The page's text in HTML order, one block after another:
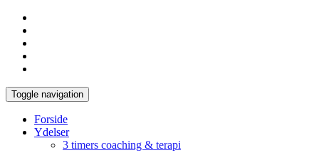
Toggle navigation
Forside
Ydelser
3 timers coaching & terapi